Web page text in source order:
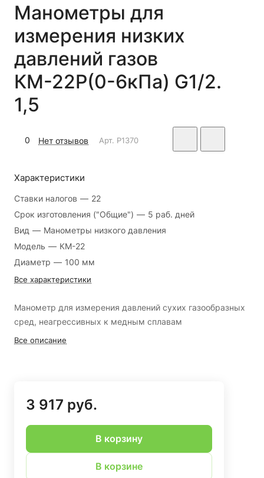
Манометры для
измерения низких
давлений газов
КМ-22Р(0-6кПа) G1/2.
1,5
0 Нет отзывов Арт. P1370
Характеристики
Ставки налогов — 22
Срок изготовления ("Общие") — 5 раб. дней
Вид — Манометры низкого давления
Модель — КМ-22
Диаметр — 100 мм
Все характеристики
Манометр для измерения давлений сухих газообразных
сред, неагрессивных к медным сплавам
Все описание
3 917 руб.
В корзину
В корзине